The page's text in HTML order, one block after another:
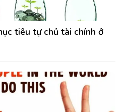
tiêu tự chủ tài chính ở